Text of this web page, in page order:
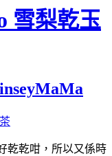
雪梨乾玉
乾乾咁，所以又係時